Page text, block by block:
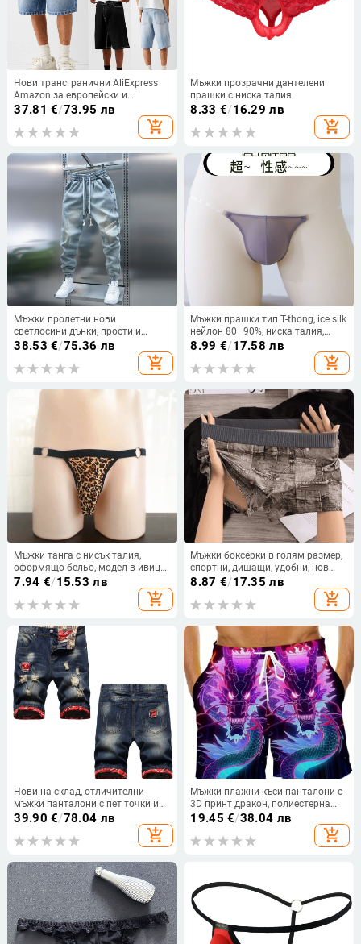
Нови трансгранични AliExpress
Amazon за европейски и
американски мъжки
четирицветни еластични дънкови
шорти с пет цвята Дънкови
37.81 €/73.95 лв
add_shopping_cart
Мъжки прозрачни дантелени
прашки с ниска талия
8.33 €/16.29 лв
add_shopping_cart
Мъжки пролетни нови
светлосини дънки, прости и
универсални, с еластична талия,
измити, модерни ежедневни
панталони
38.53 €/75.36 лв
add_shopping_cart
Мъжки прашки тип T-thong, ice silk
нейлон 80–90%, ниска талия,
едноцветни, невидими и
8.99 €/17.58 лв
add_shopping_cart
Мъжки танга с нисък талия,
оформящо бельо, модел в ивици/
плат, Plain weave тъкан,
съдържание на основната тъкан
под 30%, подходящо за всички
7.94 €/15.53 лв
add_shopping_cart
Мъжки боксерки в голям размер,
спортни, дишащи, удобни, нов
модел, за всички сезони
8.87 €/17.35 лв
add_shopping_cart
Нови на склад, отличителни
мъжки панталони с пет точки и
дупки, в японски стил, ретро,
износени дънкови панталони,
мъжка модна марка
39.90 €/78.04 лв
add_shopping_cart
Мъжки плажни къси панталони с
3D принт дракон, полиестерна
мрежеста материя, дигитален
ежедневна употреба
19.45 €/38.04 лв
add_shopping_cart